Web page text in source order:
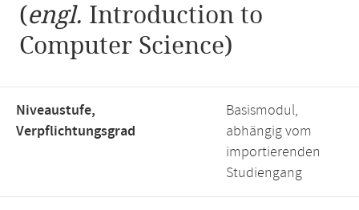
(engl. Introduction to
Computer Science)
Niveaustufe,
Verpflichtungsgrad
Basismodul,
abhängig vom
importierenden
Studiengang